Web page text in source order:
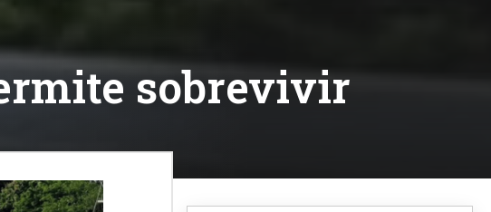
sobrevivir